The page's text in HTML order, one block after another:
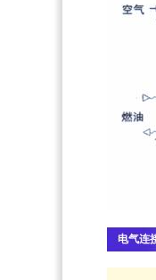
电气连